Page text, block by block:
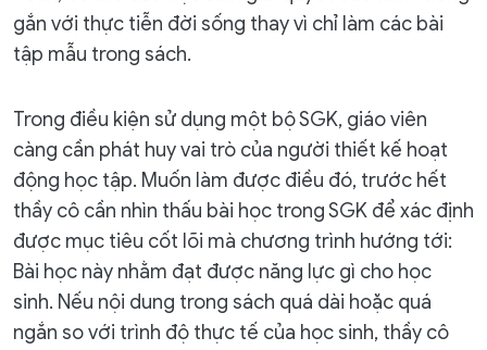
gắn với thực tiễn đời sống thay vì chỉ làm các bài
tập mẫu trong sách.
Trong điều kiện sử dụng một bộ SGK, giáo viên
càng cần phát huy vai trò của người thiết kế hoạt
động học tập. Muốn làm được điều đó, trước hết
thầy cô cần nhìn thấu bài học trong SGK để xác định
được mục tiêu cốt lõi mà chương trình hướng tới:
Bài học này nhằm đạt được năng lực gì cho học
sinh. Nếu nội dung trong sách quá dài hoặc quá
ngắn so với trình độ thực tế của học sinh, thầy cô